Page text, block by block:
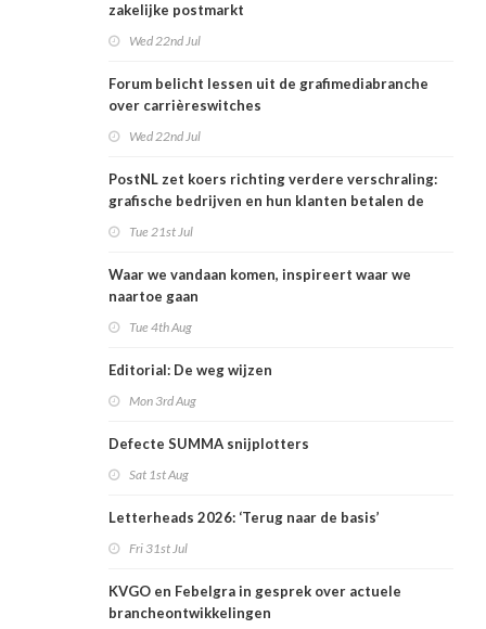
zakelijke postmarkt
Wed 22nd Jul
Forum belicht lessen uit de grafimediabranche
over carrièreswitches
Wed 22nd Jul
PostNL zet koers richting verdere verschraling:
grafische bedrijven en hun klanten betalen de
Tue 21st Jul
Waar we vandaan komen, inspireert waar we
naartoe gaan
Tue 4th Aug
Editorial: De weg wijzen
Mon 3rd Aug
Defecte SUMMA snijplotters
Sat 1st Aug
Letterheads 2026: ‘Terug naar de basis’
Fri 31st Jul
KVGO en Febelgra in gesprek over actuele
brancheontwikkelingen